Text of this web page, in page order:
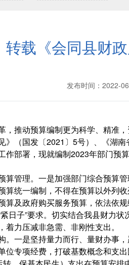
转载《会同县财
发布时间：2022-
，推动预算编制更为科学、精准
》（国发〔2021〕5号）、《湖
作部署，现就编制2023年部门预
算管理。一是加强部门综合预
算统一编制，不得在预算以外列
算及政府购买服务预算，依法依
紧日子”要求。切实结合我县财力
力压减非急需、非刚性支出。
。一是坚持量力而行、量财办
位专项经费，打破基数概念和支